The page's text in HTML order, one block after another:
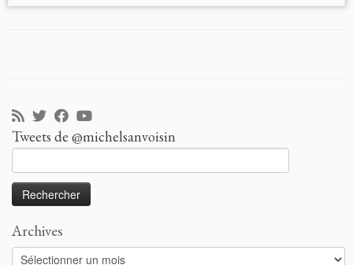
Tweets de @michelsanvoisin
Archives
Archives